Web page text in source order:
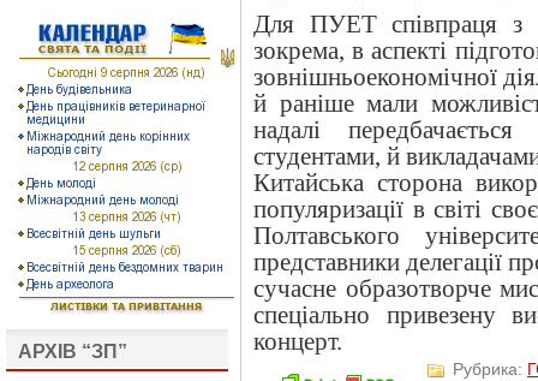
АРХІВ “ЗП”
Для ПУЕТ співпраця з
зокрема, в аспекті
зовнішньоекономічної
й раніше мали
надалі
студентами, й
Китайська сторона
популяризації в світі
Полтавського
представники делегації
сучасне образотворче
спеціально привезену
концерт.
Рубрика: